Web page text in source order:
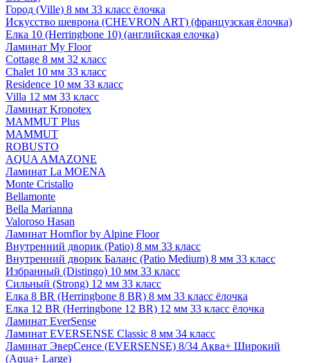
Город (Ville) 8 мм 33 класс ёлочка
Искусство шеврона (CHEVRON ART) (французская ёлочка)
Елка 10 (Herringbone 10) (английская елочка)
Ламинат My Floor
Cottage 8 мм 32 класс
Chalet 10 мм 33 класс
Residence 10 мм 33 класс
Villa 12 мм 33 класс
Ламинат Kronotex
MAMMUT Plus
MAMMUT
ROBUSTO
AQUA AMAZONE
Ламинат La MOENA
Monte Cristallo
Bellamonte
Bella Marianna
Valoroso Hasan
Ламинат Homflor by Alpine Floor
Внутренний дворик (Patio) 8 мм 33 класс
Внутренний дворик Баланс (Patio Medium) 8 мм 33 класс
Избранный (Distingo) 10 мм 33 класс
Сильный (Strong) 12 мм 33 класс
Елка 8 BR (Herringbone 8 BR) 8 мм 33 класс ёлочка
Елка 12 BR (Herringbone 12 BR) 12 мм 33 класс ёлочка
Ламинат EverSense
Ламинат EVERSENSE Classic 8 мм 34 класс
Ламинат ЭверСенсе (EVERSENSE) 8/34 Аква+ Широкий
(Aqua+ Large)